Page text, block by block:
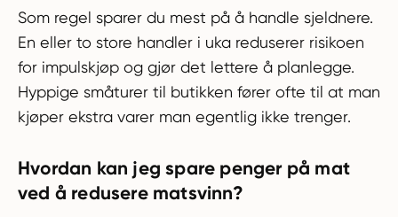
Som regel sparer du mest på å handle sjeldnere.
En eller to store handler i uka reduserer risikoen
for impulskjøp og gjør det lettere å planlegge.
Hyppige småturer til butikken fører ofte til at man
kjøper ekstra varer man egentlig ikke trenger.
Hvordan kan jeg spare penger på mat
ved å redusere matsvinn?